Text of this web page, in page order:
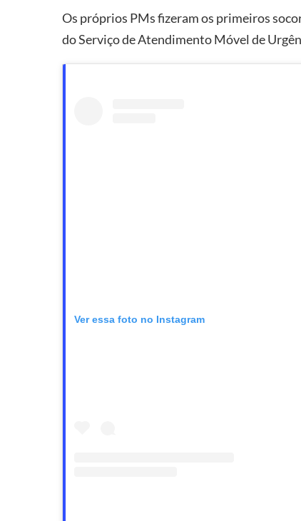
Os próprios PMs fizeram os primeiros
do Serviço de Atendimento Móvel de
Ver essa foto no Instagram